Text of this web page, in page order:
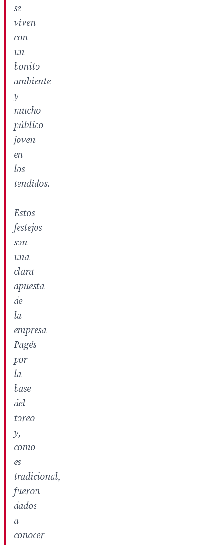
se
viven
con
un
bonito
ambiente
y
mucho
público
joven
en
los
tendidos.
Estos
festejos
son
una
clara
apuesta
de
la
empresa
Pagés
por
la
base
del
toreo
y,
como
es
tradicional,
fueron
dados
a
conocer